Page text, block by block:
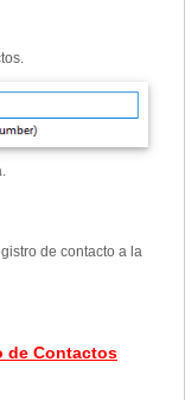
de contacto a la
de Contactos